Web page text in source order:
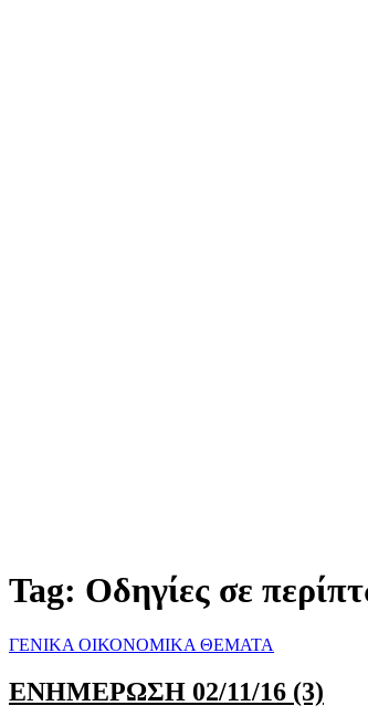
Tag: Οδηγίες σε
ΓΕΝΙΚΑ ΟΙΚΟΝΟΜΙΚΑ ΘΕΜΑΤΑ
ΕΝΗΜΕΡΩΣΗ 02/11/16 (3)